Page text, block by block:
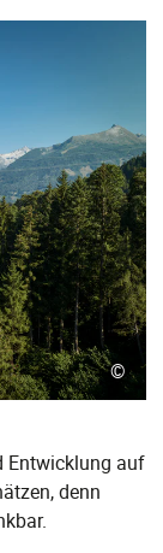
©
Entwicklung auf
denn